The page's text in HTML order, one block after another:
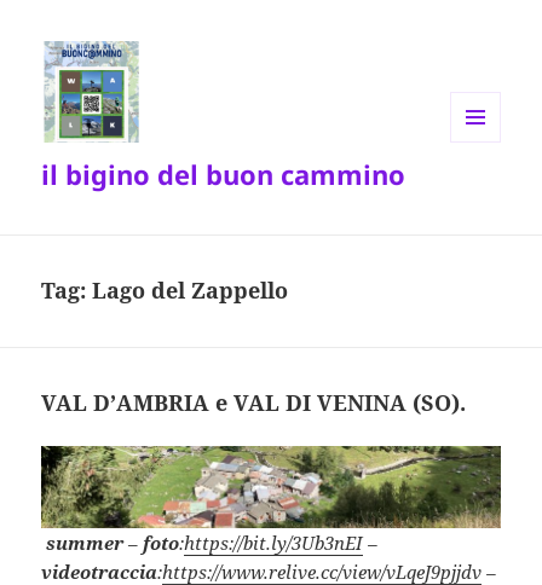
il bigino del buon cammino
Tag:Lago del Zappello
VAL D’AMBRIA e VAL DI VENINA (SO).
summer– foto:https://bit.ly/3Ub3nEI–
videotraccia:https://www.relive.cc/view/vLqeJ9pjjdv –